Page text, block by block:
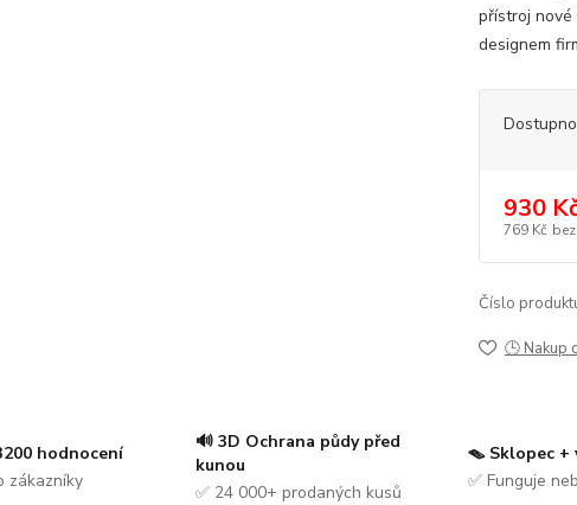
přístroj nové
designem
930
769 Kč
Číslo
🕒 Nakup
hodnocení
zákazníky
🔊 3D Ochrana půdy před
kunou
✅ 24 000+ prodaných kusů
🪤 Sklopec +
✅ Funguje